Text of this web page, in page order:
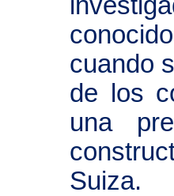
cuando
de los
una
Suiza.